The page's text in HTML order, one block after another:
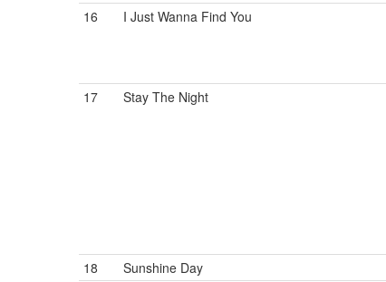
16
I Just Wanna Find You
17
Stay The Night
18
Sunshine Day